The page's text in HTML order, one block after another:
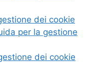
dei cookie
per la gestione
dei cookie